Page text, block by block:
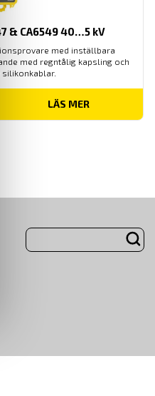
& CA6549 40…5 kV
med inställbara
med regntålig kapsling och
silikonkablar.
LÄS MER